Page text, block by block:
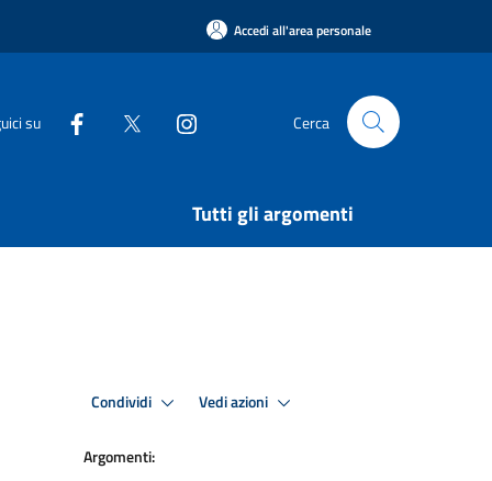
Accedi all'area personale
su Cerca
Tutti gli argomenti
Condividi Vedi azioni
Argomenti: